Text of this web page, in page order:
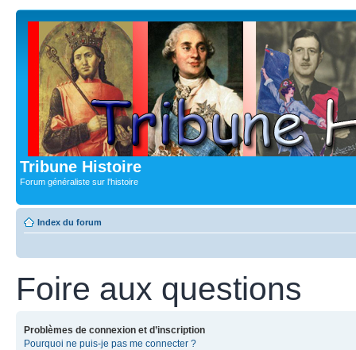
Tribune Histoire
Forum généraliste sur l'histoire
Index du forum
Foire aux questions
Problèmes de connexion et d’inscription
Pourquoi ne puis-je pas me connecter ?